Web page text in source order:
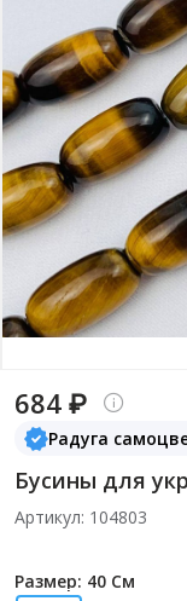
684 ₽
Радуга
Бусины для
Артикул: 104803
Размер: 40 См